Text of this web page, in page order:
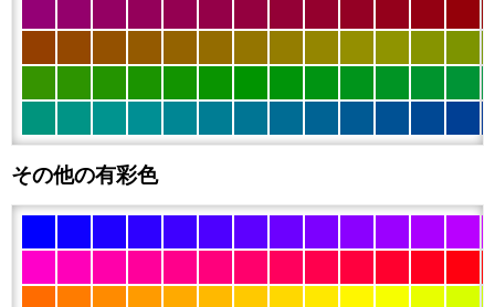
その他の有彩色